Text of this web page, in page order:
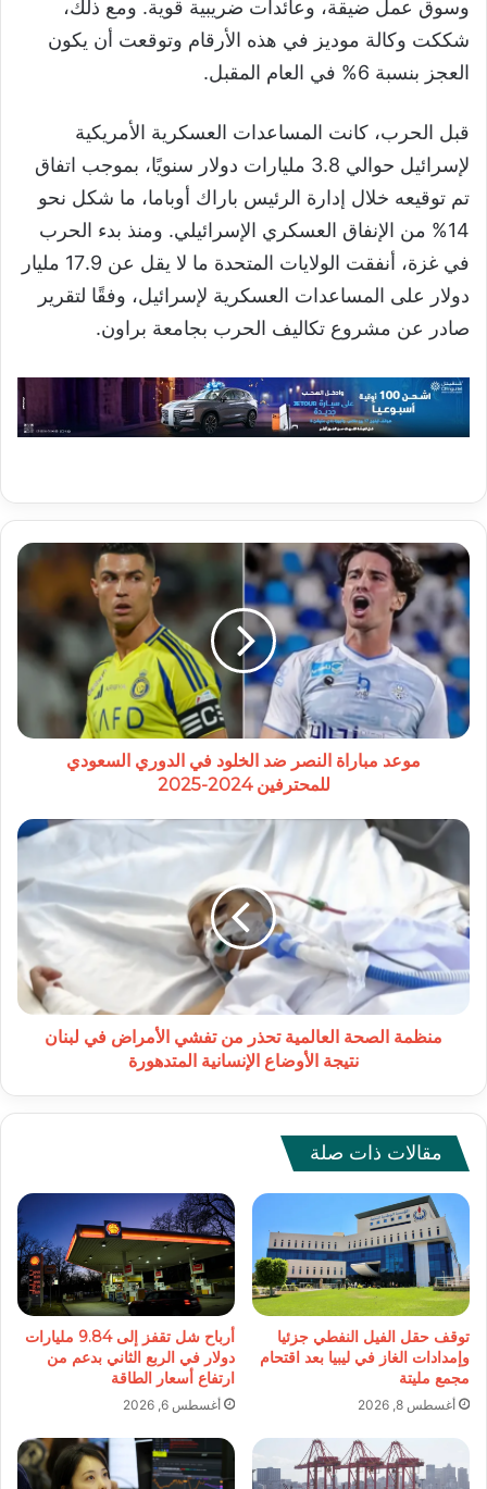
وسوق عمل ضيقة، وعائدات ضريبية قوية. ومع ذلك،
شككت وكالة موديز في هذه الأرقام وتوقعت أن يكون
العجز بنسبة 6% في العام المقبل.
قبل الحرب، كانت المساعدات العسكرية الأمريكية
لإسرائيل حوالي 3.8 مليارات دولار سنويًا، بموجب اتفاق
تم توقيعه خلال إدارة الرئيس باراك أوباما، ما شكل نحو
14% من الإنفاق العسكري الإسرائيلي. ومنذ بدء الحرب
في غزة، أنفقت الولايات المتحدة ما لا يقل عن 17.9 مليار
دولار على المساعدات العسكرية لإسرائيل، وفقًا لتقرير
صادر عن مشروع تكاليف الحرب بجامعة براون.
موعد
مباراة
النصر
ضد
الخلود
في
الدوري
السعودي
للمحترفين
موعد مباراة النصر ضد الخلود في الدوري السعودي
للمحترفين 2024-2025
منظمة
العالمية
تحذر
من
تفشي
الأمراض
في
منظمة الصحة العالمية تحذر من تفشي الأمراض في لبنان
نتيجة الأوضاع الإنسانية المتدهورة
مقالات ذات صلة
توقف حقل الفيل النفطي جزئيا
وإمدادات الغاز في ليبيا بعد اقتحام
مجمع مليتة
أغسطس 8, 2026
أرباح شل تقفز إلى 9.84 مليارات
دولار في الربع الثاني بدعم من
ارتفاع أسعار الطاقة
أغسطس 6, 2026